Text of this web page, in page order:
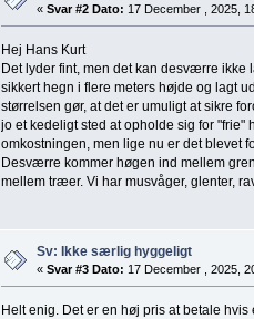
« Svar #2 Dato: 17 December , 2025,
Hej Hans Kurt
Det lyder fint, men det kan desværre
sikkert hegn i flere meters højde og lagt
størrelsen gør, at det er umuligt at sikre
jo et kedeligt sted at opholde sig for
omkostningen, men lige nu er det blevet
Desværre kommer høgen ind mellem
mellem træer. Vi har musvåger, glenter,
Sv: Ikke særlig hyggeligt
« Svar #3 Dato: 17 December , 2025,
Helt enig. Det er en høj pris at betale